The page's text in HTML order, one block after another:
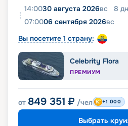
14:0030 августа 2026вс 8 дн
07:0006 сентября 2026вс
Вы посетите 1 страну:
Celebrity Flora
ПРЕМИУМ
от 849 351 ₽ /чел +1 000
Выбрать